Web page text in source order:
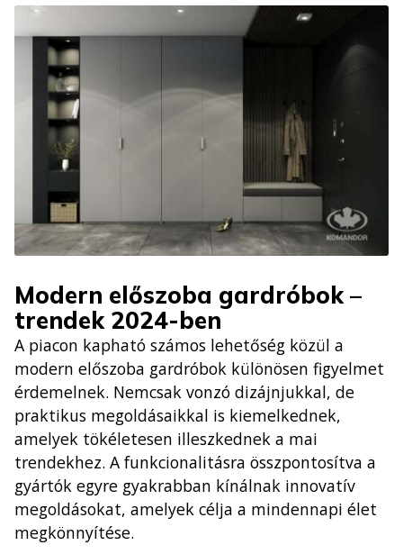
Modern előszoba gardróbok –
trendek 2024-ben
A piacon kapható számos lehetőség közül a
modern előszoba gardróbok különösen figyelmet
érdemelnek. Nemcsak vonzó dizájnjukkal, de
praktikus megoldásaikkal is kiemelkednek,
amelyek tökéletesen illeszkednek a mai
trendekhez. A funkcionalitásra összpontosítva a
gyártók egyre gyakrabban kínálnak innovatív
megoldásokat, amelyek célja a mindennapi élet
megkönnyítése.